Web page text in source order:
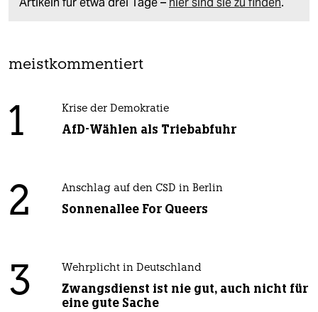
meistkommentiert
1 Krise der Demokratie
AfD-Wählen als Triebabfuhr
2 Anschlag auf den CSD in Berlin
Sonnenallee For Queers
3 Wehrplicht in Deutschland
Zwangsdienst ist nie gut, auch nicht für
eine gute Sache